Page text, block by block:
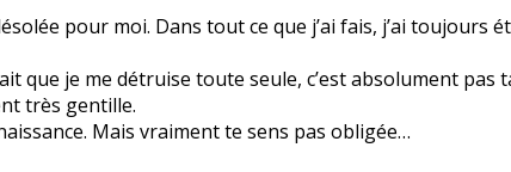
pour moi. Dans tout ce que j’ai fais, j’ai toujours
que je me détruise toute seule, c’est absolument pas
très gentille.
Mais vraiment te sens pas obligée…